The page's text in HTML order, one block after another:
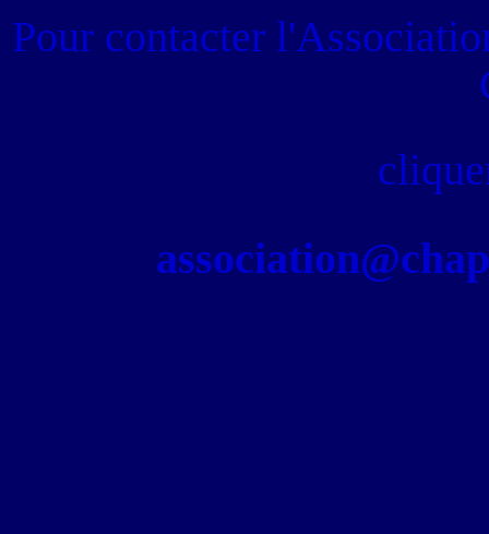
Pour contacter